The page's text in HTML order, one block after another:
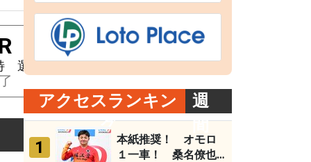
選
9R
Ｓ級特 選
終了
10R
Ｓ級準決勝
終了
11R
Ｓ級準決勝
終了
アクセスランキン
グ
週
間
1
本紙推奨！ オモロ
１一車！ 桑名僚也